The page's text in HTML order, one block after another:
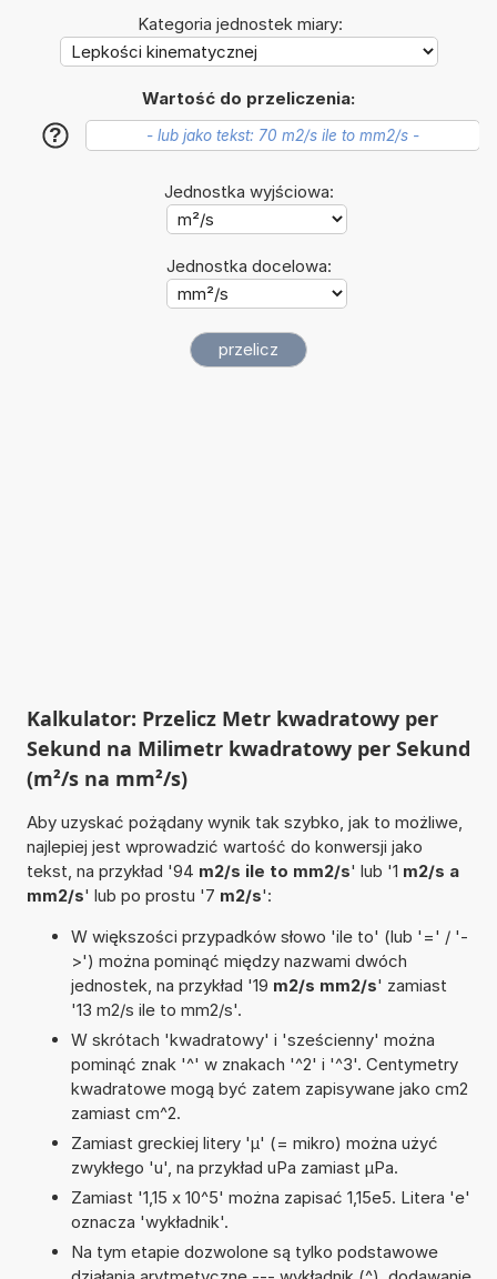
Kategoria jednostek miary:
Wartość do przeliczenia:
?
Jednostka wyjściowa:
Jednostka docelowa:
Kalkulator: Przelicz Metr kwadratowy per
Sekund na Milimetr kwadratowy per Sekund
(m²/s na mm²/s)
Aby uzyskać pożądany wynik tak szybko, jak to możliwe,
najlepiej jest wprowadzić wartość do konwersji jako
tekst, na przykład '94 m2/s ile to mm2/s' lub '1 m2/s a
mm2/s' lub po prostu '7 m2/s':
W większości przypadków słowo 'ile to' (lub '=' / '-
>') można pominąć między nazwami dwóch
jednostek, na przykład '19 m2/s mm2/s' zamiast
'13 m2/s ile to mm2/s'.
W skrótach 'kwadratowy' i 'sześcienny' można
pominąć znak '^' w znakach '^2' i '^3'. Centymetry
kwadratowe mogą być zatem zapisywane jako cm2
zamiast cm^2.
Zamiast greckiej litery 'µ' (= mikro) można użyć
zwykłego 'u', na przykład uPa zamiast µPa.
Zamiast '1,15 x 10^5' można zapisać 1,15e5. Litera 'e'
oznacza 'wykładnik'.
Na tym etapie dozwolone są tylko podstawowe